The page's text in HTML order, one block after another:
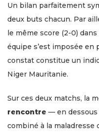
Un bilan parfaitement
deux buts chacun. Par
le même score (2-0)
équipe s’est imposée en
constat constitue un
Niger Mauritanie.
Sur ces deux matchs, la
rencontre — en dessous
combiné à la maladresse